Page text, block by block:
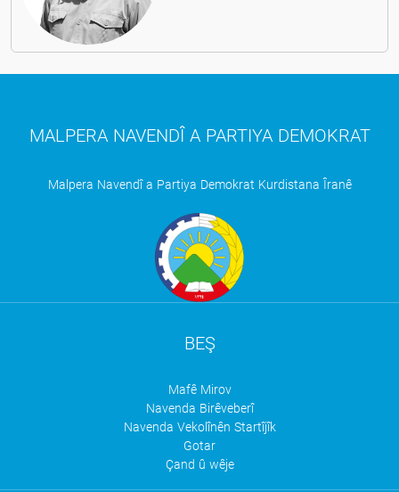
MALPERA NAVENDÎ A PARTIYA DEMOKRAT
Malpera Navendî a Partiya Demokrat Kurdistana Îranê
BEŞ
Mafê Mirov
Navenda Birêveberî
Navenda Vekolînên Startîjîk
Gotar
Çand û wêje